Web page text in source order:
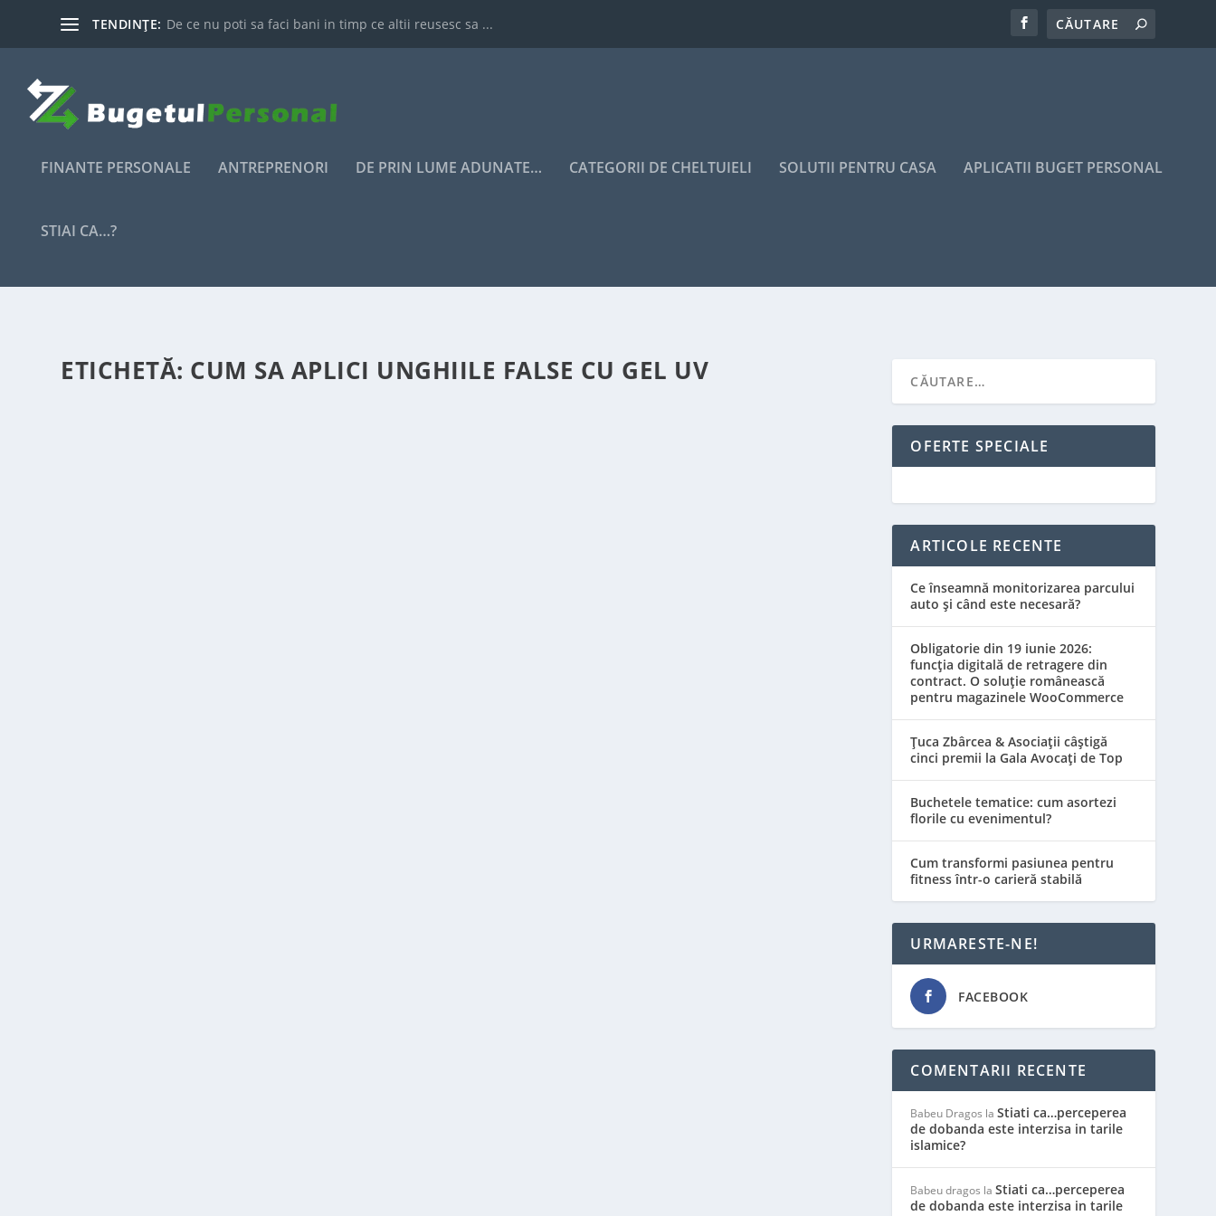
TENDINȚE: De ce nu poti sa faci bani in timp ce altii reusesc sa ...
FINANTE PERSONALE ANTREPRENORI DE PRIN LUME ADUNATE… CATEGORII DE CHELTUIELI SOLUTII PENTRU CASA APLICATII BUGET PERSONAL
STIAI CA…?
ETICHETĂ: CUM SA APLICI UNGHIILE FALSE CU GEL UV
OFERTE SPECIALE
ARTICOLE RECENTE
Ce înseamnă monitorizarea parcului
auto și când este necesară?
Obligatorie din 19 iunie 2026:
funcția digitală de retragere din
contract. O soluție românească
pentru magazinele WooCommerce
Țuca Zbârcea & Asociații câștigă
cinci premii la Gala Avocați de Top
Buchetele tematice: cum asortezi
florile cu evenimentul?
Cum transformi pasiunea pentru
fitness într-o carieră stabilă
URMARESTE-NE!
FACEBOOK
COMENTARII RECENTE
Babeu Dragos laStiati ca…perceperea
de dobanda este interzisa in tarile
islamice?
Babeu dragos laStiati ca…perceperea
de dobanda este interzisa in tarile